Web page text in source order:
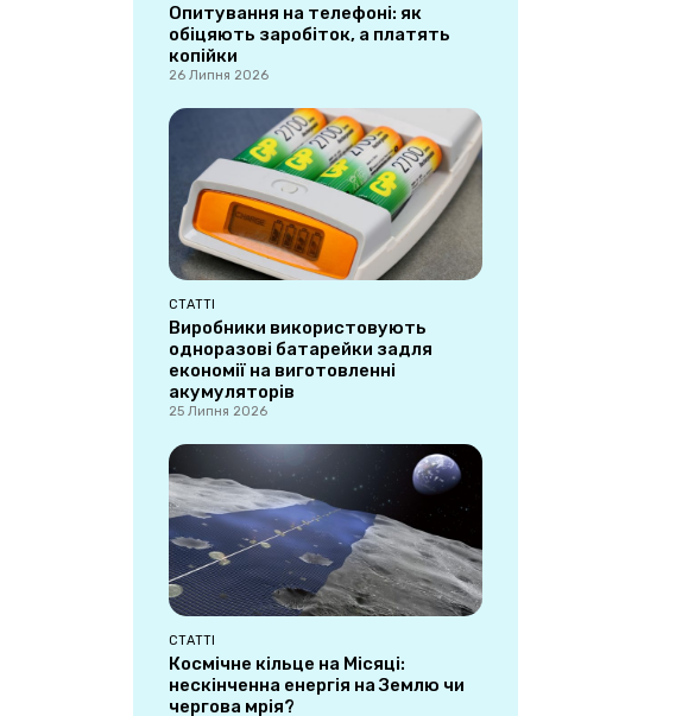
Опитування на телефоні: як
обіцяють заробіток, а платять
копійки
26 Липня 2026
СТАТТІ
Виробники використовують
одноразові батарейки задля
економії на виготовленні
акумуляторів
25 Липня 2026
СТАТТІ
Космічне кільце на Місяці:
нескінченна енергія на Землю чи
чергова мрія?